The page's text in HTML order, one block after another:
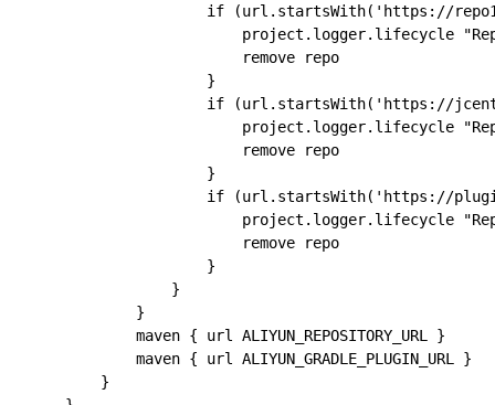
if (url.startsWith('https://
project.logger.lifecycle
                    remove repo
                }
if (url.startsWith('https://
project.logger.lifecycle
                    remove repo
                }
if (url.startsWith('https://
project.logger.lifecycle
                    remove repo
                }
            }
        }
        maven { url ALIYUN_REPOSITORY_URL }
        maven { url ALIYUN_GRADLE_PLUGIN_URL }
    }